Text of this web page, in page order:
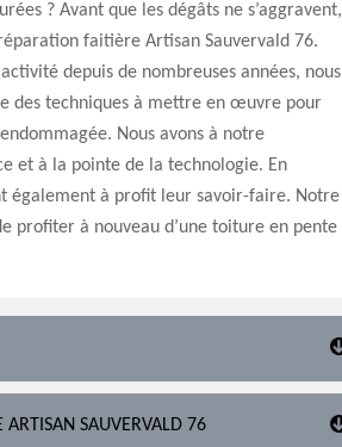
? Avant que les dégâts ne s’aggravent,
faitière Artisan Sauvervald 76.
depuis de nombreuses années, nous
des techniques à mettre en œuvre pour
Nous avons à notre
et à la pointe de la technologie. En
également à profit leur savoir-faire. Notre
profiter à nouveau d’une toiture en pente
ARTISAN SAUVERVALD 76